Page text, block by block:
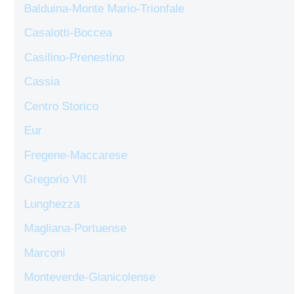
Balduina-Monte Mario-Trionfale
Casalotti-Boccea
Casilino-Prenestino
Cassia
Centro Storico
Eur
Fregene-Maccarese
Gregorio VII
Lunghezza
Magliana-Portuense
Marconi
Monteverde-Gianicolense